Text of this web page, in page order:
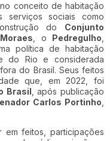
conceito de habitação
serviços sociais como
do Conjunto
, o Pedregulho
política de habitação
do Rio e considerada
do Brasil. Seus feitos
que, em 2022, foi
Brasil , após publicação
Carlos Portinho
em feitos, participações